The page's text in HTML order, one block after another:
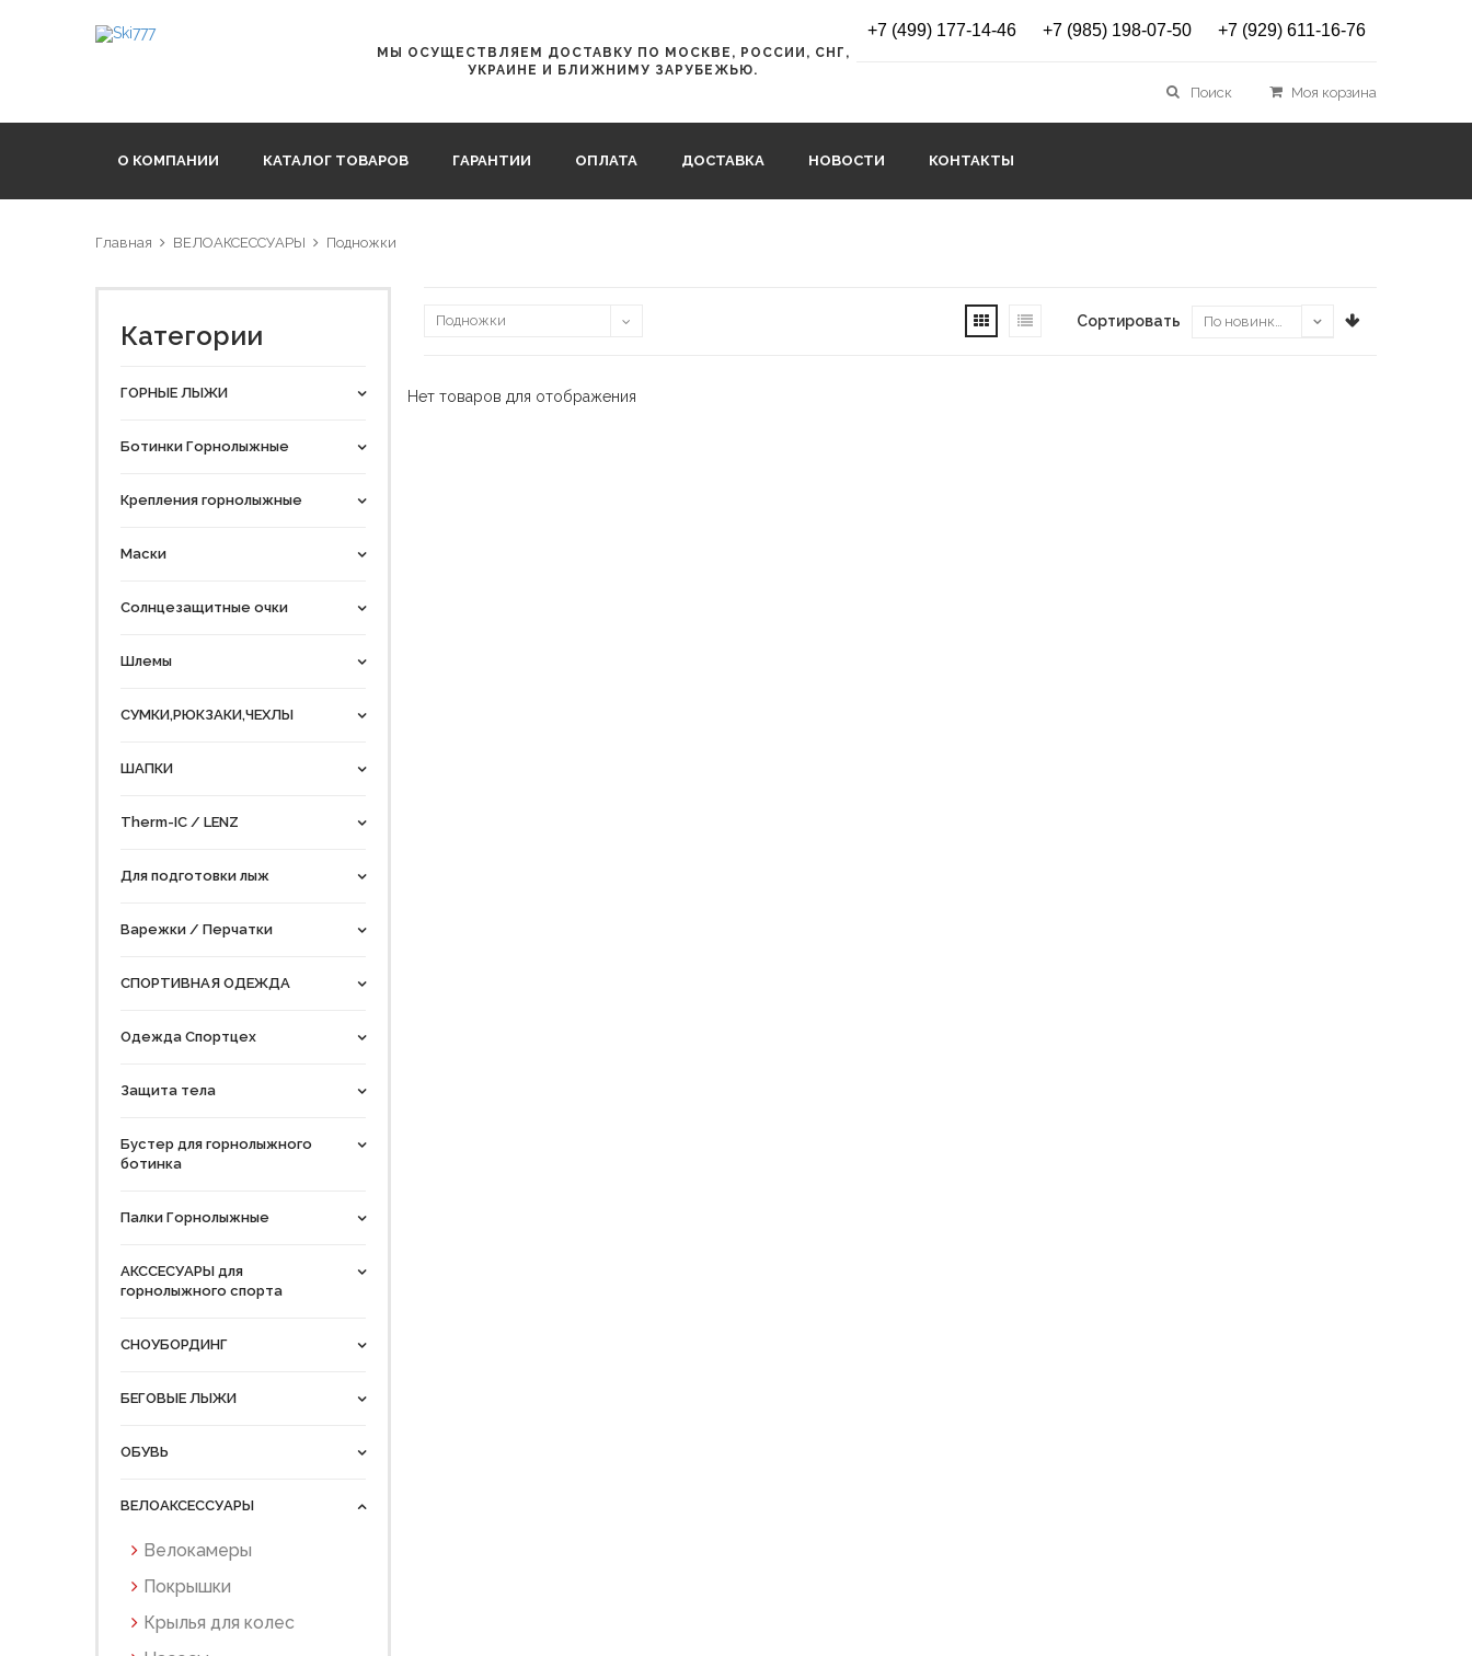
МЫ ОСУЩЕСТВЛЯЕМ ДОСТАВКУ ПО МОСКВЕ, РОССИИ, СНГ,
УКРАИНЕ И БЛИЖНИМУ ЗАРУБЕЖЬЮ.
+7 (499) 177-14-46 +7 (985) 198-07-50 +7 (929) 611-16-76
Поиск Моя корзина
О КОМПАНИИ КАТАЛОГ ТОВАРОВ ГАРАНТИИ ОПЛАТА ДОСТАВКА НОВОСТИ КОНТАКТЫ
Главная ВЕЛОАКСЕССУАРЫ Подножки
Сортировать
Нет товаров для отображения
Категории
ГОРНЫЕ ЛЫЖИ
Ботинки Горнолыжные
Крепления горнолыжные
Маски
Солнцезащитные очки
Шлемы
СУМКИ,РЮКЗАКИ,ЧЕХЛЫ
ШАПКИ
Therm-IC / LENZ
Для подготовки лыж
Варежки / Перчатки
СПОРТИВНАЯ ОДЕЖДА
Одежда Спортцех
Защита тела
Бустер для горнолыжного
ботинка
Палки Горнолыжные
АКССЕСУАРЫ для
горнолыжного спорта
СНОУБОРДИНГ
БЕГОВЫЕ ЛЫЖИ
ОБУВЬ
ВЕЛОАКСЕССУАРЫ
Велокамеры
Покрышки
Крылья для колес